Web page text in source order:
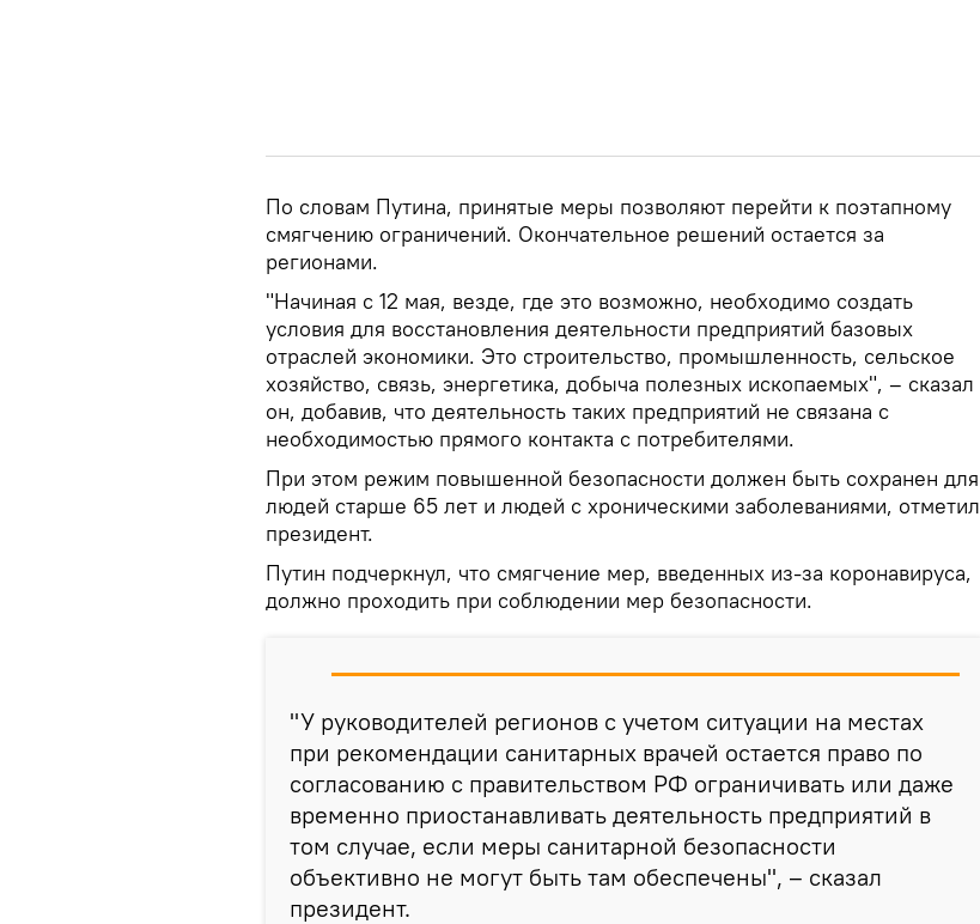
По словам Путина, принятые меры позволяют перейти к поэтапному
смягчению ограничений. Окончательное решений остается за
регионами.
"Начиная с 12 мая, везде, где это возможно, необходимо создать
условия для восстановления деятельности предприятий базовых
отраслей экономики. Это строительство, промышленность, сельское
хозяйство, связь, энергетика, добыча полезных ископаемых", – сказал
он, добавив, что деятельность таких предприятий не связана с
необходимостью прямого контакта с потребителями.
При этом режим повышенной безопасности должен быть сохранен для
людей старше 65 лет и людей с хроническими заболеваниями, отметил
президент.
Путин подчеркнул, что смягчение мер, введенных из-за коронавируса,
должно проходить при соблюдении мер безопасности.
"У руководителей регионов с учетом ситуации на местах
при рекомендации санитарных врачей остается право по
согласованию с правительством РФ ограничивать или даже
временно приостанавливать деятельность предприятий в
том случае, если меры санитарной безопасности
объективно не могут быть там обеспечены", – сказал
президент.